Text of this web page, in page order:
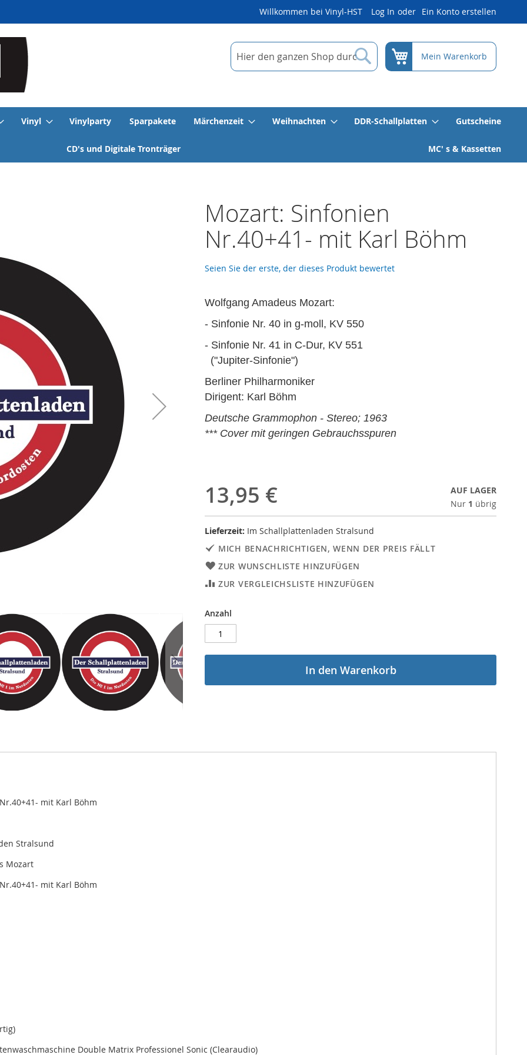
Willkommen bei Vinyl-HST Log In Ein Konto erstellen
Suche
Suche
Mein Warenkorb
Vinyl Vinylparty Sparpakete Märchenzeit Weihnachten DDR-Schallplatten Gutscheine
CD's und Digitale Tronträger MC' s & Kassetten
Mozart: Sinfonien
Nr.40+41- mit Karl Böhm
Seien Sie der erste, der dieses Produkt bewertet
Wolfgang Amadeus Mozart:
- Sinfonie Nr. 40 in g-moll, KV 550
- Sinfonie Nr. 41 in C-Dur, KV 551
("Jupiter-Sinfonie")
Berliner Philharmoniker
Dirigent: Karl Böhm
Deutsche Grammophon - Stereo; 1963
*** Cover mit geringen Gebrauchsspuren
13,95 €
AUF LAGER
Nur 1 übrig
Lieferzeit: Im Schallplattenladen Stralsund
MICH BENACHRICHTIGEN, WENN DER PREIS FÄLLT
ZUR WUNSCHLISTE HINZUFÜGEN
ZUR VERGLEICHSLISTE HINZUFÜGEN
Anzahl
In den Warenkorb
mit Karl Böhm
Stralsund
Mozart
mit Karl Böhm
Double Matrix Professionel Sonic (Clearaudio)